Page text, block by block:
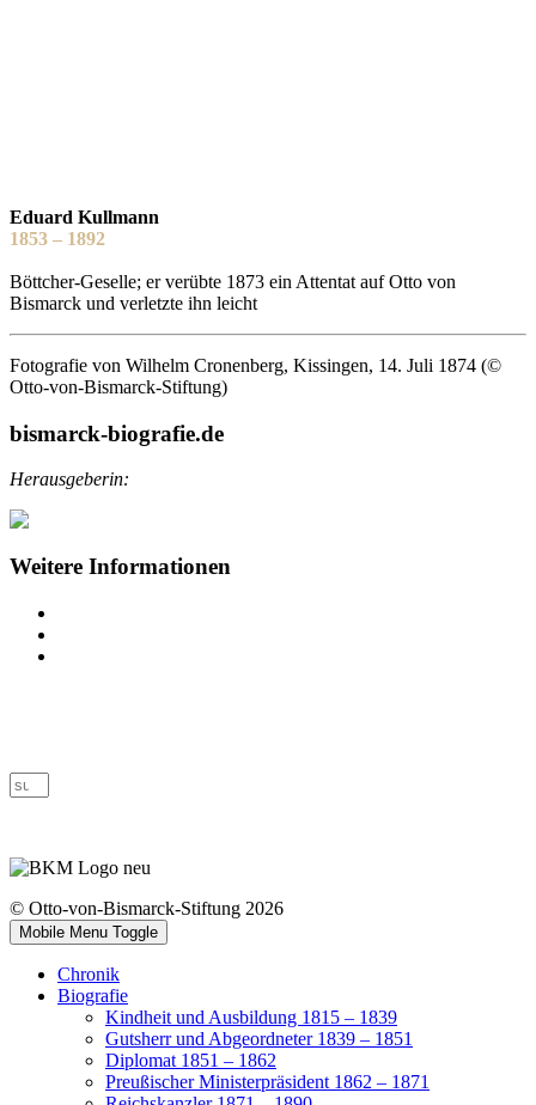
Eduard Kullmann
1853 – 1892
Böttcher-Geselle; er verübte 1873 ein Attentat auf Otto von
Bismarck und verletzte ihn leicht
Fotografie von Wilhelm Cronenberg, Kissingen, 14. Juli 1874 (©
Otto-von-Bismarck-Stiftung)
bismarck-biografie.de
Herausgeberin:
Weitere Informationen
© Otto-von-Bismarck-Stiftung 2026
Mobile Menu Toggle
Chronik
Biografie
Kindheit und Ausbildung 1815 – 1839
Gutsherr und Abgeordneter 1839 – 1851
Diplomat 1851 – 1862
Preußischer Ministerpräsident 1862 – 1871